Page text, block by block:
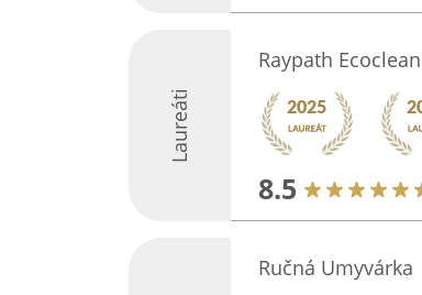
Laureáti
Raypath Ecoclean
8.5
Ručná Umyvárka